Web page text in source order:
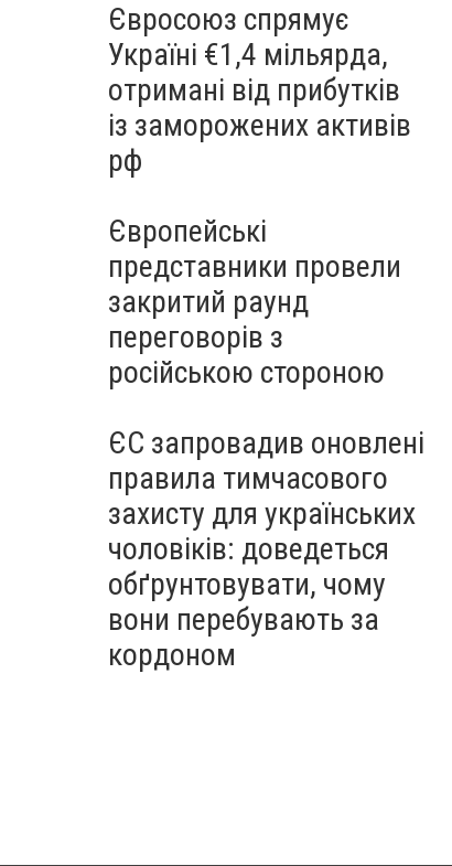
Євросоюз спрямує
Україні €1,4 мільярда,
отримані від прибутків
із заморожених активів
рф
Європейські
представники провели
закритий раунд
переговорів з
російською стороною
ЄС запровадив оновлені
правила тимчасового
захисту для українських
чоловіків: доведеться
обґрунтовувати, чому
вони перебувають за
кордоном